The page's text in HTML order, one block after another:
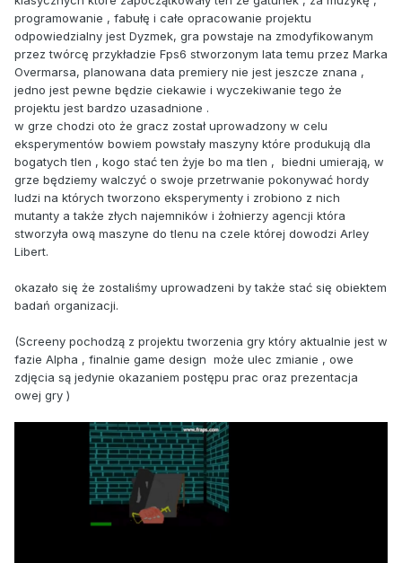
programowanie , fabułę i całe opracowanie projektu
odpowiedzialny jest Dyzmek, gra powstaje na zmodyfikowanym
przez twórcę przykładzie Fps6 stworzonym lata temu przez Marka
Overmarsa, planowana data premiery nie jest jeszcze znana ,
jedno jest pewne będzie ciekawie i wyczekiwanie tego że
projektu jest bardzo uzasadnione .
w grze chodzi oto że gracz został uprowadzony w celu
eksperymentów bowiem powstały maszyny które produkują dla
bogatych tlen , kogo stać ten żyje bo ma tlen , biedni umierają, w
grze będziemy walczyć o swoje przetrwanie pokonywać hordy
ludzi na których tworzono eksperymenty i zrobiono z nich
mutanty a także złych najemników i żołnierzy agencji która
stworzyła ową maszyne do tlenu na czele której dowodzi Arley
Libert.
okazało się że zostaliśmy uprowadzeni by także stać się obiektem
badań organizacji.
(Screeny pochodzą z projektu tworzenia gry który aktualnie jest w
fazie Alpha , finalnie game design może ulec zmianie , owe
zdjęcia są jedynie okazaniem postępu prac oraz prezentacja
owej gry )